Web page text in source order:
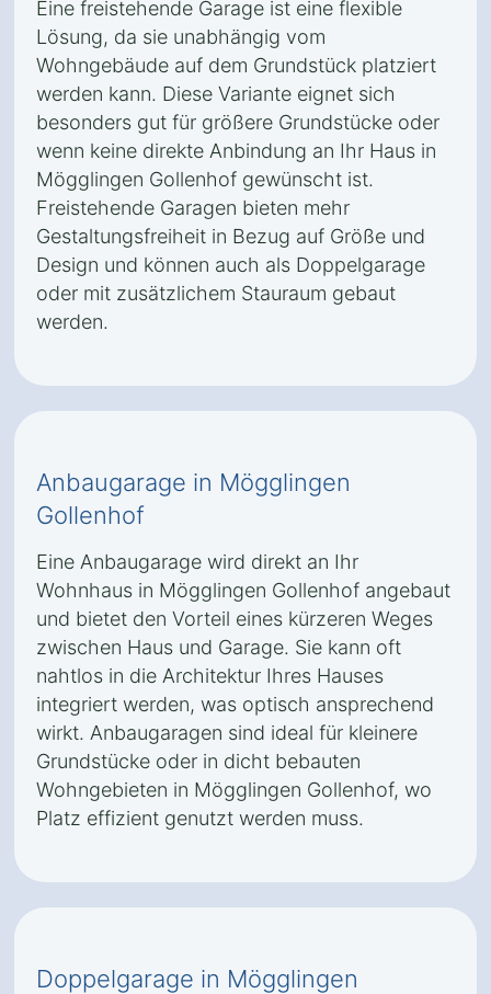
Eine freistehende Garage ist eine flexible
Lösung, da sie unabhängig vom
Wohngebäude auf dem Grundstück platziert
werden kann. Diese Variante eignet sich
besonders gut für größere Grundstücke oder
wenn keine direkte Anbindung an Ihr Haus in
Mögglingen Gollenhof gewünscht ist.
Freistehende Garagen bieten mehr
Gestaltungsfreiheit in Bezug auf Größe und
Design und können auch als Doppelgarage
oder mit zusätzlichem Stauraum gebaut
werden.
Anbaugarage in Mögglingen
Gollenhof
Eine Anbaugarage wird direkt an Ihr
Wohnhaus in Mögglingen Gollenhof angebaut
und bietet den Vorteil eines kürzeren Weges
zwischen Haus und Garage. Sie kann oft
nahtlos in die Architektur Ihres Hauses
integriert werden, was optisch ansprechend
wirkt. Anbaugaragen sind ideal für kleinere
Grundstücke oder in dicht bebauten
Wohngebieten in Mögglingen Gollenhof, wo
Platz effizient genutzt werden muss.
Doppelgarage in Mögglingen